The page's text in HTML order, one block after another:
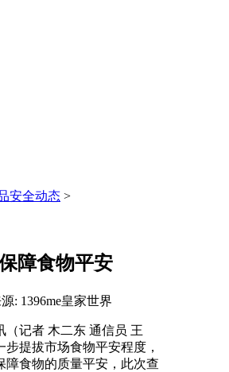
安全动态 >
障食物平安
: 1396me皇家世界
记者 木二东 通信员 王
步提拔市场食物平安程度，
障食物的质量平安，此次查